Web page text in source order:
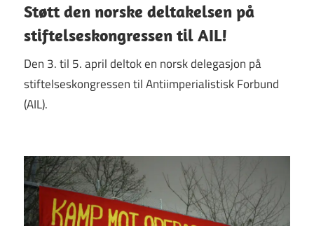
Støtt den norske deltakelsen på
stiftelseskongressen til AIL!
Den 3. til 5. april deltok en norsk delegasjon på
stiftelseskongressen til Antiimperialistisk Forbund
(AIL).